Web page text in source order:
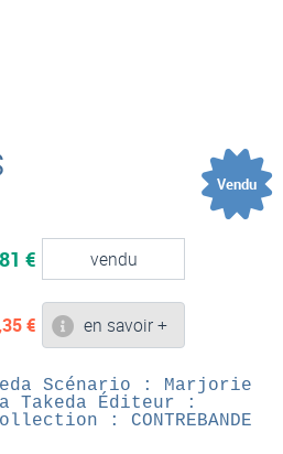
Vendu
€ vendu
€ en savoir +
Scénario : Marjorie
Takeda Éditeur :
: CONTREBANDE